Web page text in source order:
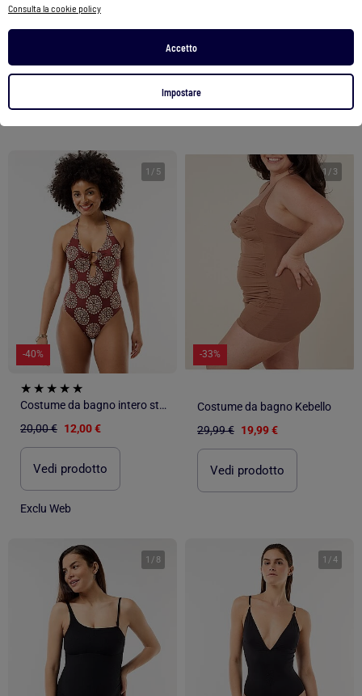
Consulta la cookie policy
Accetto
Impostare
Costume da bagno intero con tessuto brillante
Costume da bagno smock floreale - 2 pezzi
1 / 5
-40%
Costume da bagno intero stampato con scollo fantasia
20,00 € 12,00 €
Vedi prodotto
Exclu Web
1 / 3
-33%
Costume da bagno Kebello
29,99 € 19,99 €
Vedi prodotto
1 / 8 1 /4